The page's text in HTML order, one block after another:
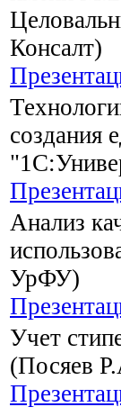
Консалт)
создания
Анализ
УрФУ)
Учет
(Посяев